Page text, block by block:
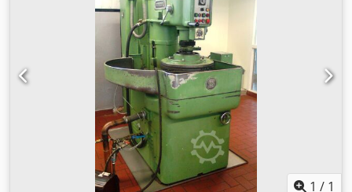
Afstand fra spindelens akse til bordets overflade: 210..625
mm Maksimal emnevægt: 600 kg Dedpfx Anoqwzt Njdjck
Maksimal vægt på elektromagnetisk bord: 400 kg
Maskinens arbejdende bord: Arbejdsoverfladens
dimensioner (længde x bredde): 1000 х 400 mm Bordets
fremføringshastighed: 3..35 m/min Slibehoved:
Slibeskivens dimensioner: ПП450х80х203 mm Slibeskivens
omdrejningstal: 1460 omdr./min Maksimal slibehastighed:
34,4 m/s Maksimal tværforskydning af skiven: 430 mm
Accelereret tværforskydning af skiven: 1,2 m/min
Automatisk tværforskydning pr. bordbevægelse: 1..60
1 / 1